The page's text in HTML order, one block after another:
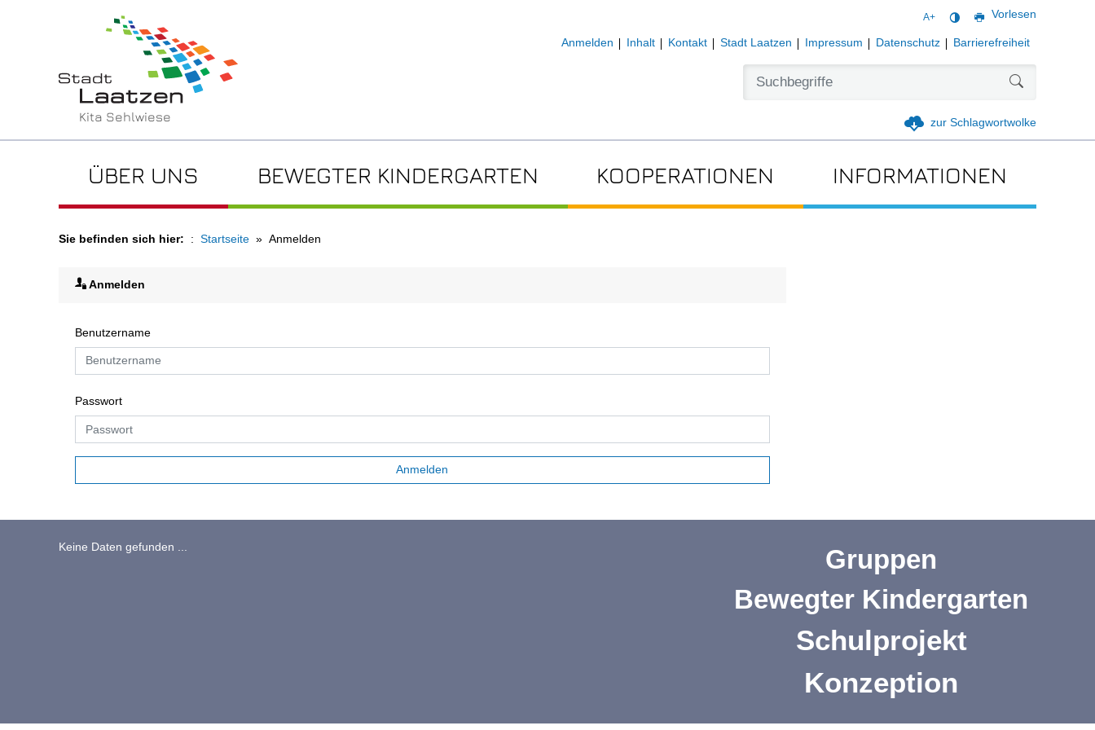
Kita Sehlwiese
A+ Vorlesen
Anmelden Inhalt Kontakt Stadt Laatzen Impressum Datenschutz Barrierefreiheit
zur Schlagwortwolke
ÜBER UNS BEWEGTER KINDERGARTEN KOOPERATIONEN INFORMATIONEN
Sie befinden sich hier: Startseite Anmelden
Anmelden
Benutzername
Passwort
Keine Daten gefunden ...
Gruppen
Bewegter Kindergarten
Schulprojekt
Konzeption